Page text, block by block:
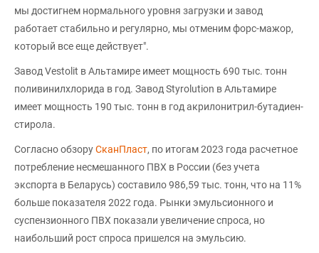
мы достигнем нормального уровня загрузки и завод
работает стабильно и регулярно, мы отменим форс-мажор,
который все еще действует".
Завод Vestolit в Альтамире имеет мощность 690 тыс. тонн
поливинилхлорида в год. Завод Styrolution в Альтамире
имеет мощность 190 тыс. тонн в год акрилонитрил-бутадиен-
стирола.
Согласно обзоруСканПласт, по итогам 2023 года расчетное
потребление несмешанного ПВХ в России (без учета
экспорта в Беларусь) составило 986,59 тыс. тонн, что на 11%
больше показателя 2022 года. Рынки эмульсионного и
суспензионного ПВХ показали увеличение спроса, но
наибольший рост спроса пришелся на эмульсию.